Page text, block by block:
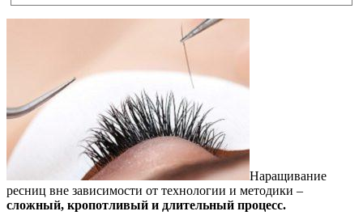
Наращивание
ресниц вне зависимости от технологии и методики –
сложный, кропотливый и длительный процесс.